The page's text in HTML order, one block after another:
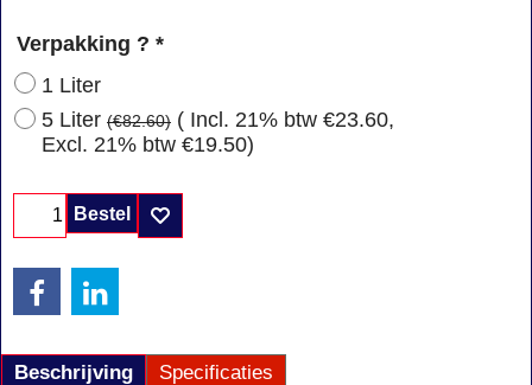
Verpakking ? *
1 Liter
5 Liter (€82.60) ( Incl. 21% btw €23.60,
Excl. 21% btw €19.50)
Bestel
Beschrijving Specificaties